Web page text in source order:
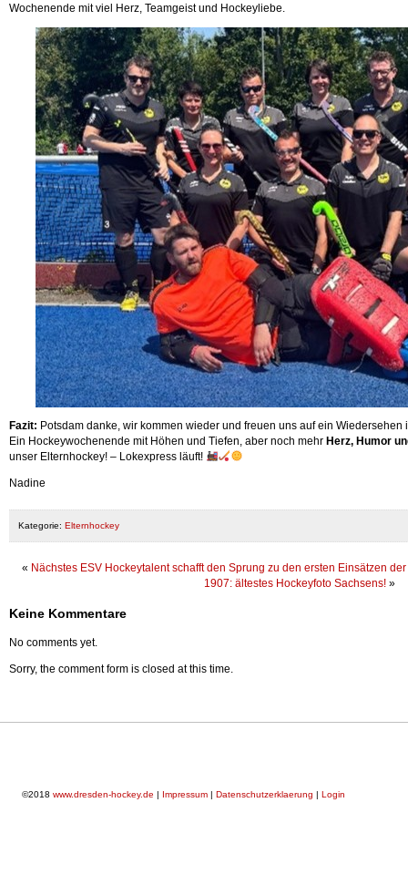
Wochenende mit viel Herz, Teamgeist und Hockeyliebe.
Fazit: Potsdam danke, wir kommen wieder und freuen uns auf ein
Ein Hockeywochenende mit Höhen und Tiefen, aber noch mehr Herz, Humor
unser Elternhockey! – Lokexpress läuft!
Nadine
Kategorie: Elternhockey
« Nächstes ESV Hockeytalent schafft den Sprung zu den ersten Einsätzen
1907: ältestes Hockeyfoto Sachsens! »
Keine Kommentare
No comments yet.
Sorry, the comment form is closed at this time.
©2018 www.dresden-hockey.de | Impressum | Datenschutzerklaerung | Login